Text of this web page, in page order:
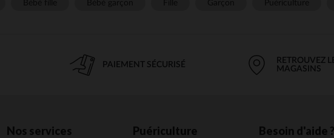
PAIEMENT SÉCURISÉ
RETROUVEZ
MAGASINS
Nos services Puériculture Besoin d'aide ?